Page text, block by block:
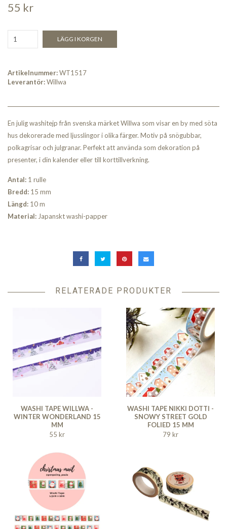
55 kr
LÄGG I KORGEN
Artikelnummer:WT1517
Leverantör:Willwa
En julig washitejp från svenska märket Willwa som visar en by med söta
hus dekorerade med ljusslingor i olika färger. Motiv på snögubbar,
polkagrisar och julgranar. Perfekt att använda som dekoration på
presenter, i din kalender eller till korttillverkning.
Antal: 1 rulle
Bredd: 15 mm
Längd: 10 m
Material: Japanskt washi-papper
RELATERADE PRODUKTER
WASHI TAPE WILLWA -
WINTER WONDERLAND 15
MM
55 kr
WASHI TAPE NIKKI DOTTI -
SNOWY STREET GOLD
FOLIED 15 MM
79 kr